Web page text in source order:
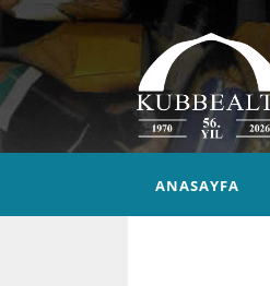
ANASAYFA